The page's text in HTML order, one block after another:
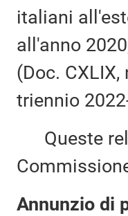
italiani
all'anno
(Doc.
triennio
Queste
Annunzio di